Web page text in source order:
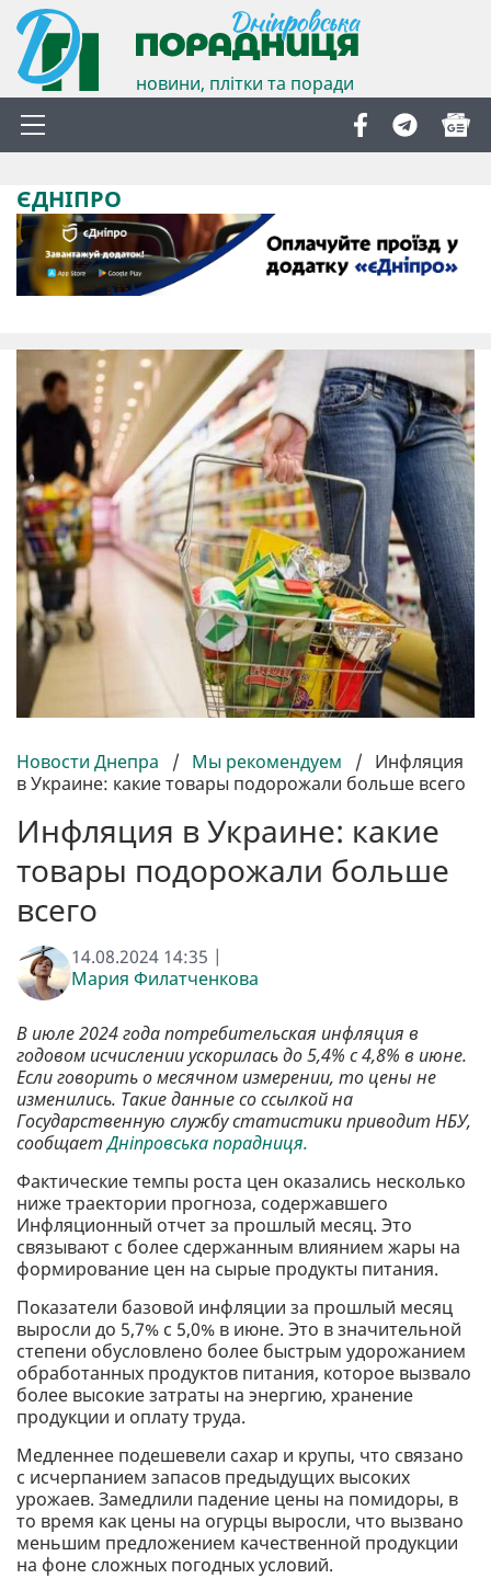
новини, плітки та поради
ЄДНІПРО
Новости Днепра / Мы рекомендуем / Инфляция
в Украине: какие товары подорожали больше всего
Инфляция в Украине: какие
товары подорожали больше
всего
14.08.2024 14:35 |
Мария Филатченкова
В июле 2024 года потребительская инфляция в
годовом исчислении ускорилась до 5,4% с 4,8% в июне.
Если говорить о месячном измерении, то цены не
изменились. Такие данные со ссылкой на
Государственную службу статистики приводит НБУ,
сообщаетДніпровська порадниця.
Фактические темпы роста цен оказались несколько
ниже траектории прогноза, содержавшего
Инфляционный отчет за прошлый месяц. Это
связывают с более сдержанным влиянием жары на
формирование цен на сырые продукты питания.
Показатели базовой инфляции за прошлый месяц
выросли до 5,7% с 5,0% в июне. Это в значительной
степени обусловлено более быстрым удорожанием
обработанных продуктов питания, которое вызвало
более высокие затраты на энергию, хранение
продукции и оплату труда.
Медленнее подешевели сахар и крупы, что связано
с исчерпанием запасов предыдущих высоких
урожаев. Замедлили падение цены на помидоры, в
то время как цены на огурцы выросли, что вызвано
меньшим предложением качественной продукции
на фоне сложных погодных условий.